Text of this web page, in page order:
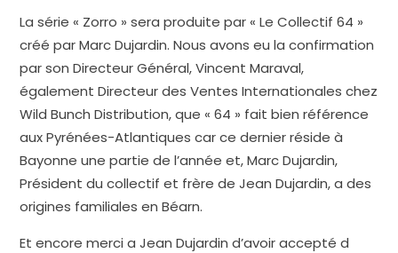
La série « Zorro » sera produite par « Le Collectif 64 »
créé par Marc Dujardin. Nous avons eu la confirmation
par son Directeur Général, Vincent Maraval,
également Directeur des Ventes Internationales chez
Wild Bunch Distribution, que « 64 » fait bien référence
aux Pyrénées-Atlantiques car ce dernier réside à
Bayonne une partie de l’année et, Marc Dujardin,
Président du collectif et frère de Jean Dujardin, a des
origines familiales en Béarn.
Et encore merci a Jean Dujardin d’avoir accepté d